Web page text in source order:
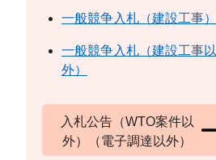
一般競争入札（建設工事）
一般競争入札（建設工事以
外）
入札公告（WTO案件以
外）（電子調達以外）